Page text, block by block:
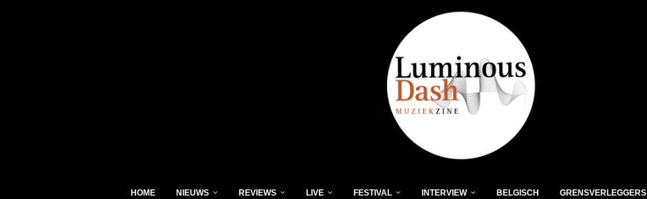
HOME NIEUWS REVIEWS LIVE FESTIVAL INTERVIEW BELGISCH GRENSVERLEGGERS